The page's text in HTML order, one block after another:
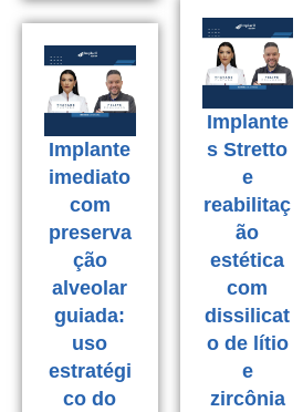
Implante
s Stretto
e
reabilitaç
ão
estética
com
dissilicat
o de lítio
e
zircônia
Implante
imediato
com
preserva
ção
alveolar
guiada:
uso
estratégi
co do